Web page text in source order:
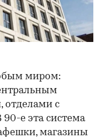
миром:
отделами с
е эта система
магазины